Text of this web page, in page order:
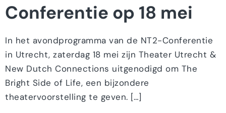
Conferentie op 18 mei
In het avondprogramma van de NT2-Conferentie
in Utrecht, zaterdag 18 mei zijn Theater Utrecht &
New Dutch Connections uitgenodigd om The
Bright Side of Life, een bijzondere
theatervoorstelling te geven. […]